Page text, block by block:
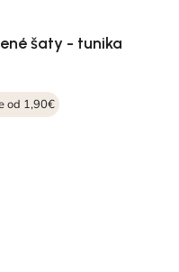
šaty - tunika
od 1,90€